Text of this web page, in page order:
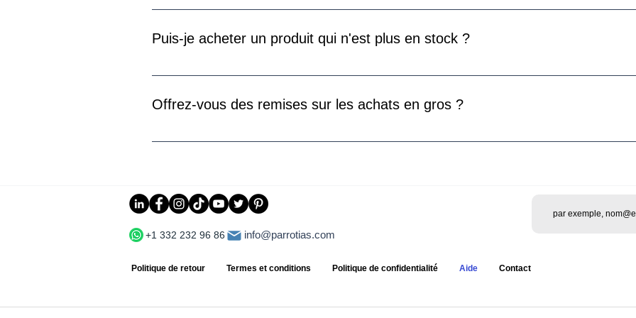
Une fois que nous aurons reçu le produit retourné et traité le remboursement, celui-ci sera
institution financière.
Puis-je acheter un produit qui n'est plus en stock ?
Si un produit est en rupture de stock, vous pouvez contacter notre service clientèle pour
Offrez-vous des remises sur les achats en gros ?
Oui, nous offrons des remises sur les commandes en vrac à partir de 10 produits. Veuillez
+1 332 232 96 86 info@parrotias.com
Politique de retour Termes et conditions Politique de confidentialité Aide Contact